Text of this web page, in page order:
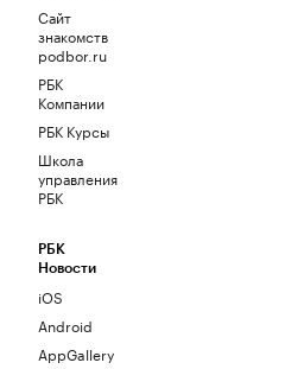
Сайт
знакомств
podbor.ru
РБК
Компании
РБК Курсы
Школа
управления
РБК
РБК
Новости
iOS
Android
AppGallery